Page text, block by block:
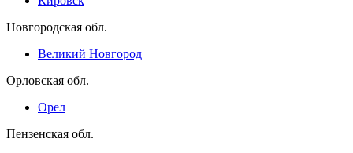
Новгородская обл.
Великий Новгород
Орловская обл.
Орел
Пензенская обл.